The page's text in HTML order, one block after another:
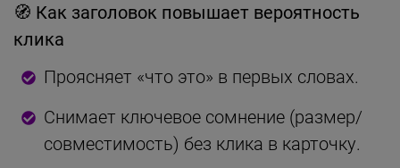
🧭 Как заголовок повышает вероятность
клика
Проясняет «что это» в первых словах.
Снимает ключевое сомнение (размер/
совместимость) без клика в карточку.